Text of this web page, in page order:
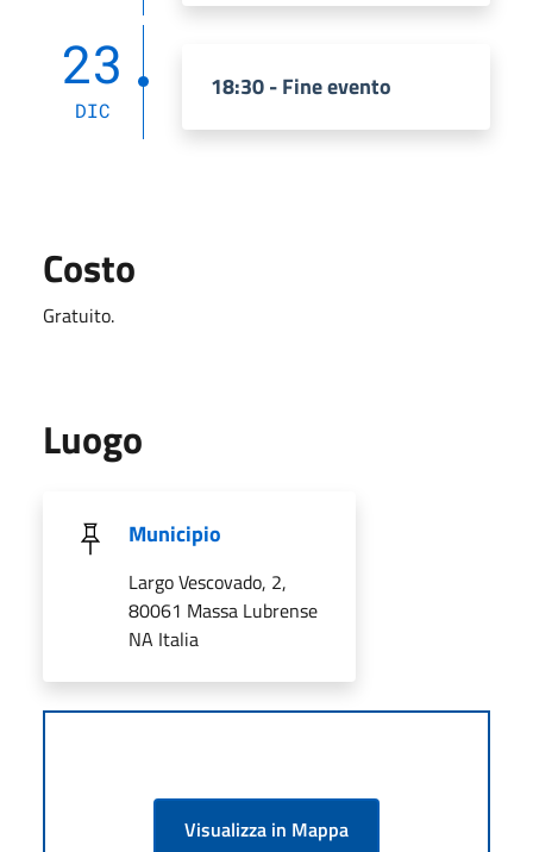
23
DIC
18:30 - Fine evento
Costo
Gratuito.
Luogo
Municipio
Largo Vescovado, 2,
80061 Massa Lubrense
NA Italia
Visualizza in Mappa